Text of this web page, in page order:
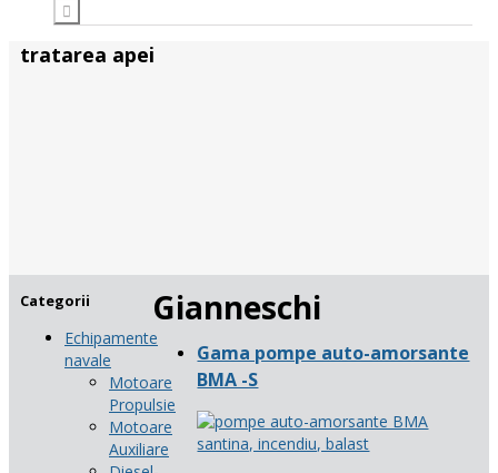
tratarea apei
Categorii
Echipamente
navale
Motoare
Propulsie
Motoare
Auxiliare
Gianneschi
Gama pompe auto-amorsante
BMA -S